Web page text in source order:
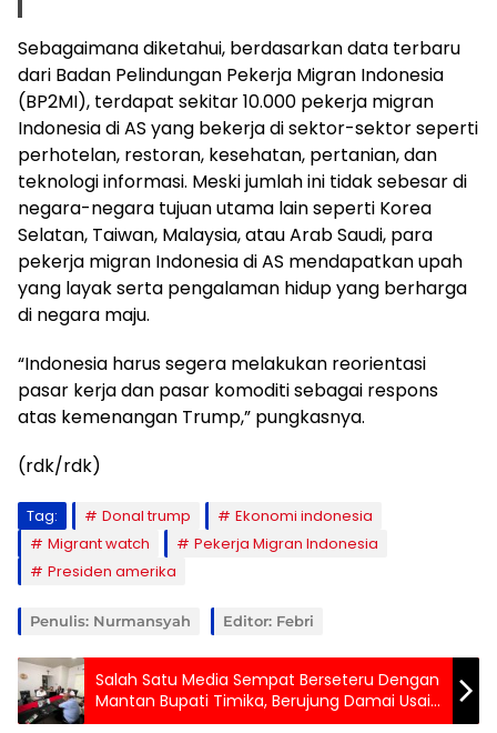
Sebagaimana diketahui, berdasarkan data terbaru
dari Badan Pelindungan Pekerja Migran Indonesia
(BP2MI), terdapat sekitar 10.000 pekerja migran
Indonesia di AS yang bekerja di sektor-sektor seperti
perhotelan, restoran, kesehatan, pertanian, dan
teknologi informasi. Meski jumlah ini tidak sebesar di
negara-negara tujuan utama lain seperti Korea
Selatan, Taiwan, Malaysia, atau Arab Saudi, para
pekerja migran Indonesia di AS mendapatkan upah
yang layak serta pengalaman hidup yang berharga
di negara maju.
“Indonesia harus segera melakukan reorientasi
pasar kerja dan pasar komoditi sebagai respons
atas kemenangan Trump,” pungkasnya.
(rdk/rdk)
Tag: Donal trump
Ekonomi indonesia
Migrant watch
Pekerja Migran Indonesia
Presiden amerika
Penulis: Nurmansyah Editor: Febri
Salah Satu Media Sempat Berseteru Dengan
Mantan Bupati Timika, Berujung Damai Usai
Dimediasi Dewan Pers